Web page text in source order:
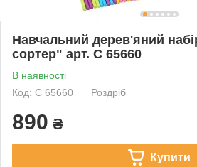
Навчальний дерев'яний
сортер" арт. C 65660
В наявності
Код: C 65660
Роздріб
890 ₴
Купити